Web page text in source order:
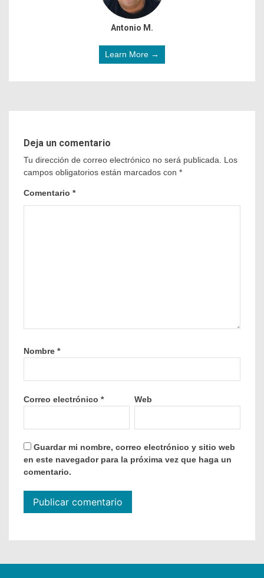
Antonio M.
Learn More →
Deja un comentario
Tu dirección de correo electrónico no será publicada.
Los
campos obligatorios están marcados con *
Comentario *
Nombre *
Correo electrónico * Web
Guardar mi nombre, correo electrónico y sitio web
en este navegador para la próxima vez que haga un
comentario.